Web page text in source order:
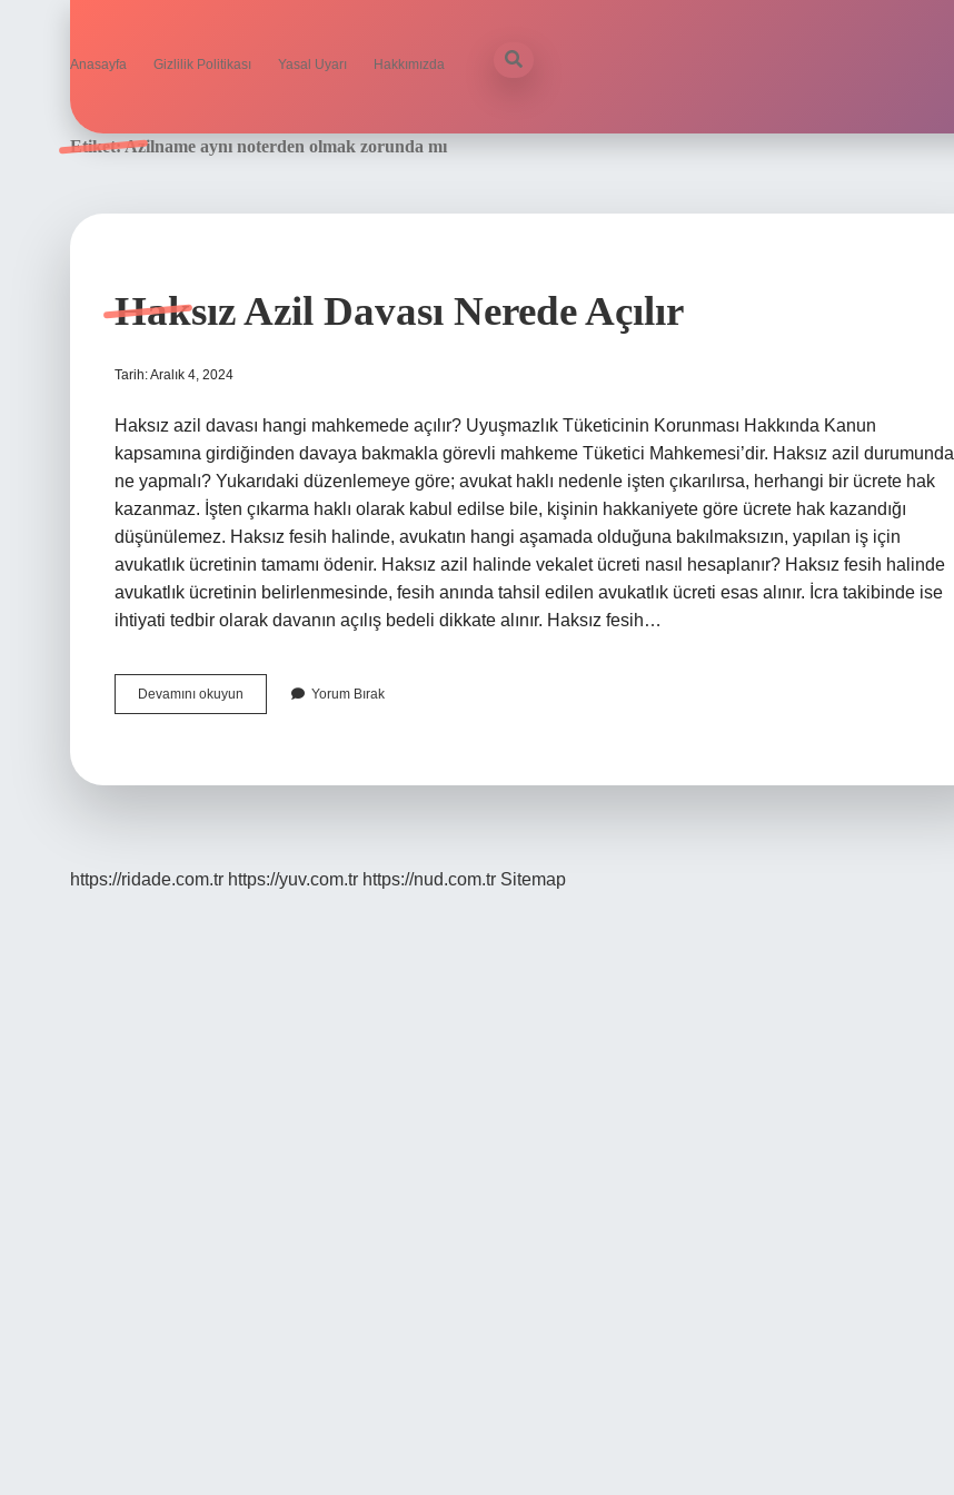
Anasayfa Gizlilik Politikası Yasal Uyarı Hakkımızda
Etiket:Azilname aynı noterden olmak zorunda mı
Haksız Azil Davası Nerede Açılır
Tarih: Aralık 4, 2024
Haksız azil davası hangi mahkemede açılır? Uyuşmazlık Tüketicinin Korunması Hakkında Kanun
kapsamına girdiğinden davaya bakmakla görevli mahkeme Tüketici Mahkemesi’dir. Haksız azil durumunda
ne yapmalı? Yukarıdaki düzenlemeye göre; avukat haklı nedenle işten çıkarılırsa, herhangi bir ücrete hak
kazanmaz. İşten çıkarma haklı olarak kabul edilse bile, kişinin hakkaniyete göre ücrete hak kazandığı
düşünülemez. Haksız fesih halinde, avukatın hangi aşamada olduğuna bakılmaksızın, yapılan iş için
avukatlık ücretinin tamamı ödenir. Haksız azil halinde vekalet ücreti nasıl hesaplanır? Haksız fesih halinde
avukatlık ücretinin belirlenmesinde, fesih anında tahsil edilen avukatlık ücreti esas alınır. İcra takibinde ise
ihtiyati tedbir olarak davanın açılış bedeli dikkate alınır. Haksız fesih…
Devamını okuyun
Azil
Yorum Bırak
https://ridade.com.tr https://yuv.com.tr https://nud.com.tr Sitemap